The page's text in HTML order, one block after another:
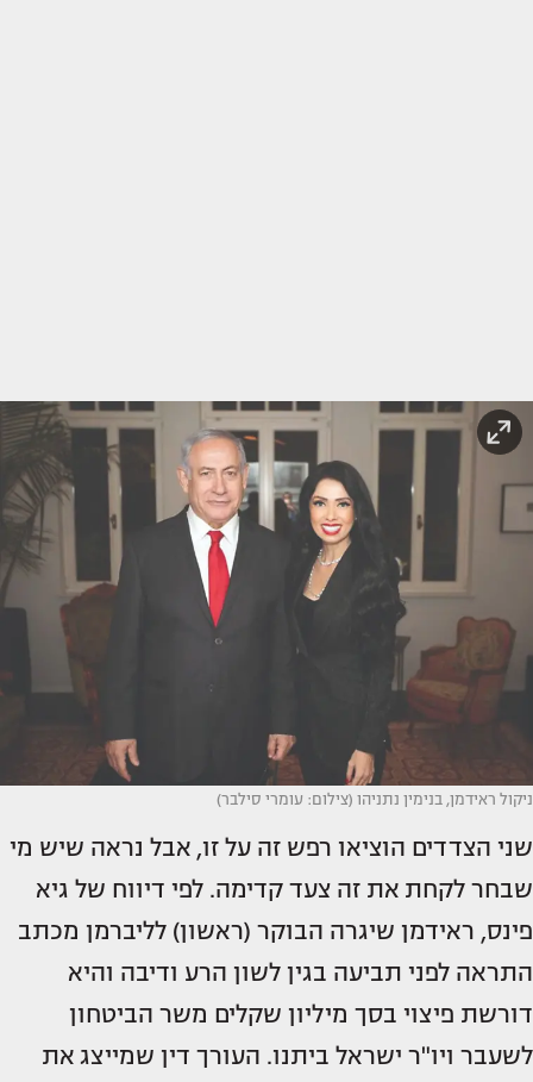
ניקול ראידמן, בנימין נתניהו (צילום: עומרי סילבר)
שני הצדדים הוציאו רפש זה על זו, אבל נראה שיש מי
שבחר לקחת את זה צעד קדימה. לפי דיווח של גיא
פינס, ראידמן שיגרה הבוקר (ראשון) לליברמן מכתב
התראה לפני תביעה בגין לשון הרע ודיבה והיא
דורשת פיצוי בסך מיליון שקלים משר הביטחון
לשעבר ויו"ר ישראל ביתנו. העורך דין שמייצג את